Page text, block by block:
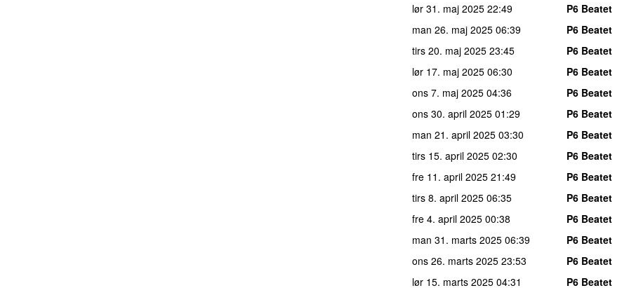
lør 31. maj 2025 22:49
P6 Beatet
man 26. maj 2025 06:39
P6 Beatet
tirs 20. maj 2025 23:45
P6 Beatet
lør 17. maj 2025 06:30
P6 Beatet
ons 7. maj 2025 04:36
P6 Beatet
ons 30. april 2025 01:29
P6 Beatet
man 21. april 2025 03:30
P6 Beatet
tirs 15. april 2025 02:30
P6 Beatet
fre 11. april 2025 21:49
P6 Beatet
tirs 8. april 2025 06:35
P6 Beatet
fre 4. april 2025 00:38
P6 Beatet
man 31. marts 2025 06:39
P6 Beatet
ons 26. marts 2025 23:53
P6 Beatet
lør 15. marts 2025 04:31 P6 Beatet